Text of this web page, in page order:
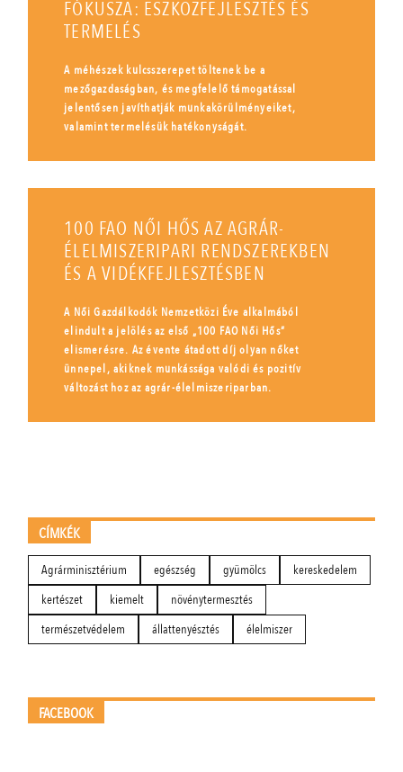
FÓKUSZA: ESZKÖZFEJLESZTÉS ÉS
TERMELÉS
A méhészek kulcsszerepet töltenek be a
mezőgazdaságban, és megfelelő támogatással
jelentősen javíthatják munkakörülményeiket,
valamint termelésük hatékonyságát.
100 FAO NŐI HŐS AZ AGRÁR-
ÉLELMISZERIPARI RENDSZEREKBEN
ÉS A VIDÉKFEJLESZTÉSBEN
A Női Gazdálkodók Nemzetközi Éve alkalmából
elindult a jelölés az első „100 FAO Női Hős”
elismerésre. Az évente átadott díj olyan nőket
ünnepel, akiknek munkássága valódi és pozitív
változást hoz az agrár-élelmiszeriparban.
CÍMKÉK
Agrárminisztérium egészség gyümölcs
kereskedelem
kertészet
kiemelt
növénytermesztés
természetvédelem
állattenyésztés élelmiszer
FACEBOOK